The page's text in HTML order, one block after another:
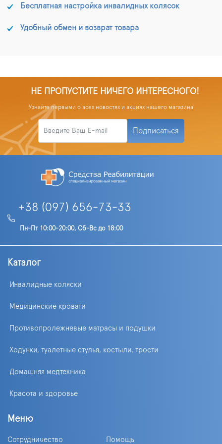
Бесплатная настройка инвалидных колясок
Удобный обмен и возврат товара
НЕ ПРОПУСТИТЕ НИЧЕГО ИНТЕРЕСНОГО!
Узнайте первыми о всех новостях и акциях нашего магазина
Подписаться
+38 (097) 656-73-33
Пн-Пт 10:00-20:00, Сб-Вс до 18:00
Каталог
Инвалидные коляски
Медицинские кровати
Противопролежневые матрасы и подушки
Ходунки, туалетные стулья, костыли, трости
Домашняя медтехника
Красота и здоровье
Меню
Сотрудничество Помощь